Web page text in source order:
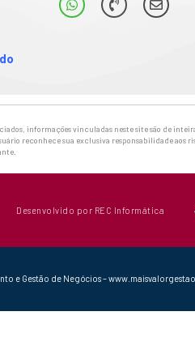
informações vinculadas neste site são de
reconhece sua exclusiva responsabilidade aos
Desenvolvido por REC Informática
e Gestão de Negócios –